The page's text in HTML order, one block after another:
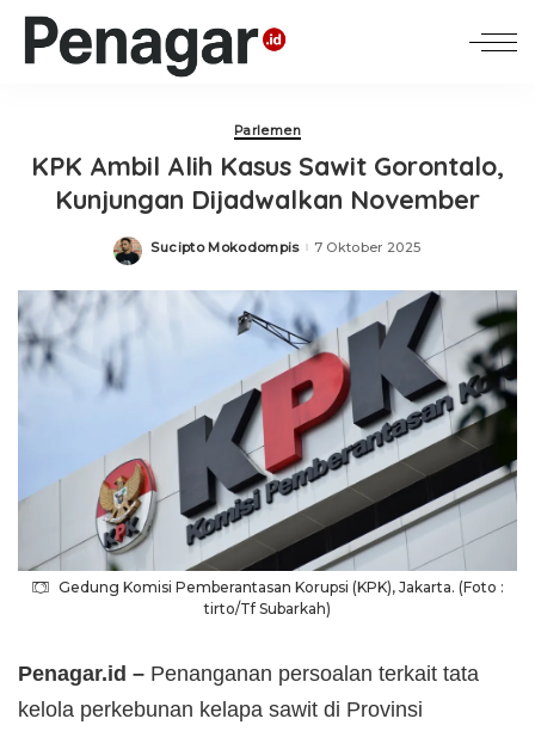
Parlemen
KPK Ambil Alih Kasus Sawit Gorontalo,
Kunjungan Dijadwalkan November
Posted
Sucipto Mokodompis 7 Oktober 2025
Gedung Komisi Pemberantasan Korupsi (KPK), Jakarta. (Foto :
tirto/Tf Subarkah)
Penagar.id – Penanganan persoalan terkait tata
kelola perkebunan kelapa sawit di Provinsi